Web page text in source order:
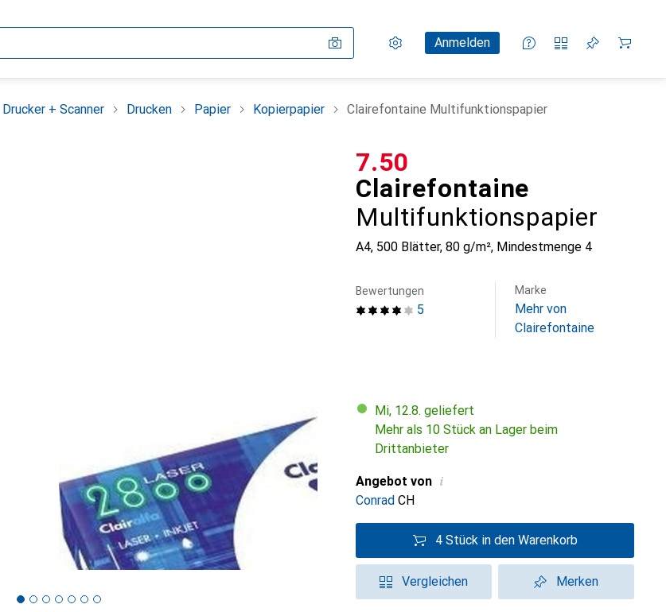
Einstellungen
KundenkontoAnmelden
Vergleichslisten
Merklisten
Warenkorb
Drucker + Scanner Drucken Papier Kopierpapier Clairefontaine Multifunktionspapier
Clairefontaine
Multifunktionspapier
A4, 500 Blätter, 80 g/m², Mindestmenge 4
CHF
7.50
5
Bewertungen Marke
Mehr von
Clairefontaine
Mi, 12.8. geliefert
Mehr als 10 Stück an Lager beim
Drittanbieter
Angebot von i
Conrad CH
4 Stück in den Warenkorb
Vergleichen Merken